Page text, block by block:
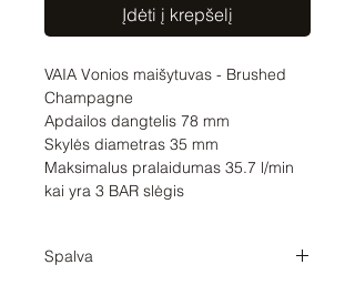
Įdėti į krepšelį
VAIA Vonios maišytuvas - Brushed
Champagne
Apdailos dangtelis 78 mm
Skylės diametras 35 mm
Maksimalus pralaidumas 35.7 l/min
kai yra 3 BAR slėgis
Spalva